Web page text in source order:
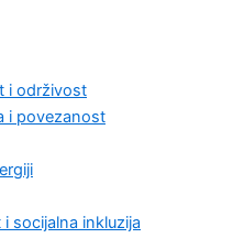
i održivost
i povezanost
socijalna inkluzija